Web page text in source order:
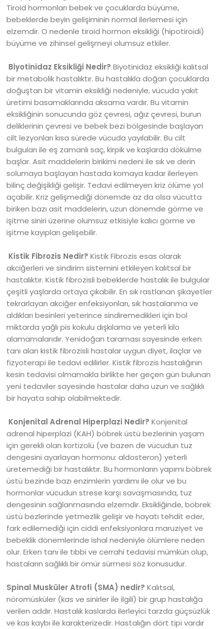
Tiroid hormonları bebek ve çocuklarda büyüme,
bebeklerde beyin gelişiminin normal ilerlemesi için
elzemdir. O nedenle tiroid hormon eksikliği (hipotiroidi)
büyüme ve zihinsel gelişmeyi olumsuz etkiler.
Biyotinidaz Eksikliği Nedir? Biyotinidaz eksikliği kalıtsal
bir metabolik hastalıktır. Bu hastalıkla doğan çocuklarda
doğuştan bir vitamin eksikliği nedeniyle, vücuda yakıt
üretimi basamaklarında aksama vardır. Bu vitamin
eksikliğinin sonucunda göz çevresi, ağız çevresi, burun
deliklerinin çevresi ve bebek bezi bölgesinde başlayan
cilt lezyonları kısa sürede vücuda yayılabilir. Bu cilt
bulguları ile eş zamanlı saç, kirpik ve kaşlarda dökülme
başlar. Asit maddelerin birikimi nedeni ile sık ve derin
solumaya başlayan hastada komaya kadar ilerleyen
bilinç değişikliği gelişir. Tedavi edilmeyen kriz ölüme yol
açabilir. Kriz gelişmediği dönemde az da olsa vücutta
biriken bazı asit maddelerin, uzun dönemde görme ve
işitme siniri üzerine olumsuz etkisiyle kalıcı görme ve
işitme kayıpları gelişebilir.
Kistik Fibrozis Nedir? Kistik Fibrozis esas olarak
akciğerleri ve sindirim sistemini etkileyen kalıtsal bir
hastalıktır. Kistik fibrozisli bebeklerde hastalık ile bulgular
çeşitli yaşlarda ortaya çıkabilir. En sık rastlanan şikayetler
tekrarlayan akciğer enfeksiyonları, sık hastalanma ve
aldıkları besinleri yeterince sindiremedikleri için bol
miktarda yağlı pis kokulu dışkılama ve yeterli kilo
alamamalarıdır. Yenidoğan taraması sayesinde erken
tanı alan kistik fibrozisli hastalar uygun diyet, ilaçlar ve
fizyoterapi ile tedavi edilirler. Kistik fibrozis hastalığının
kesin tedavisi olmamakla birlikte her geçen gün bulunan
yeni tedaviler sayesinde hastalar daha uzun ve sağlıklı
bir hayata sahip olabilmektedir.
Konjenital Adrenal Hiperplazi Nedir? Konjenital
adrenal hiperplazi (KAH) böbrek üstü bezlerinin yaşam
için gerekli olan kortizolü (ve bazen de vücudun tuz
dengesini ayarlayan hormonu: aldosteron) yeterli
üretemediği bir hastalıktır. Bu hormonların yapımı böbrek
üstü bezinde bazı enzimlerin yardımı ile olur ve bu
hormonlar vücudun strese karşı savaşmasında, tuz
dengesinin sağlanmasında elzemdir. Eksikliğinde, böbrek
üstü bezlerinde yetmezlik gelişir ve hayatı tehdit eder,
fark edilemediği için ciddi enfeksiyonlara maruziyet ve
bebeklik dönemlerinde ishal nedeniyle ölümlere neden
olur. Erken tanı ile tıbbi ve cerrahi tedavisi mümkün olup,
hastaların sağlıklı bir ömür sürmesi söz konusudur.
Spinal Musküler Atrofi (SMA) nedir? Kalıtsal,
nöromüsküler (kas ve sinirler ile ilgili) bir grup hastalığa
verilen addır. Hastalık kaslarda ilerleyici tarzda güçsüzlük
ve kas kaybı ile karakterizedir. Hastalığın dört tipi vardır